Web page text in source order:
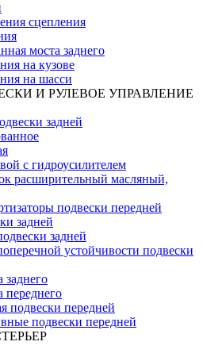
сцепления
моста заднего
на кузове
на шасси
И РУЛЕВОЕ УПРАВЛЕНИЕ
задней
с гидроусилителем
расширительный масляный,
подвески передней
задней
задней
устойчивости подвески
заднего
переднего
подвески передней
подвески передней